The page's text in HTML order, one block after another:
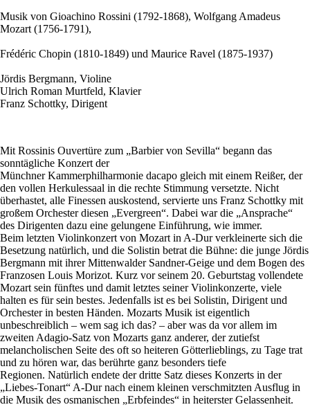
Musik von Gioachino Rossini (1792-1868), Wolfgang Amadeus
Mozart (1756-1791),
Frédéric Chopin (1810-1849) und Maurice Ravel (1875-1937)
Jördis Bergmann, Violine
Ulrich Roman Murtfeld, Klavier
Franz Schottky, Dirigent
Mit Rossinis Ouvertüre zum „Barbier von Sevilla“ begann das
sonntägliche Konzert der
Münchner Kammerphilharmonie dacapo gleich mit einem Reißer, der
den vollen Herkulessaal in die rechte Stimmung versetzte. Nicht
überhastet, alle Finessen auskostend, servierte uns Franz Schottky mit
großem Orchester diesen „Evergreen“. Dabei war die „Ansprache“
des Dirigenten dazu eine gelungene Einführung, wie immer.
Beim letzten Violinkonzert von Mozart in A-Dur verkleinerte sich die
Besetzung natürlich, und die Solistin betrat die Bühne: die junge Jördis
Bergmann mit ihrer Mittenwalder Sandner-Geige und dem Bogen des
Franzosen Louis Morizot. Kurz vor seinem 20. Geburtstag vollendete
Mozart sein fünftes und damit letztes seiner Violinkonzerte, viele
halten es für sein bestes. Jedenfalls ist es bei Solistin, Dirigent und
Orchester in besten Händen. Mozarts Musik ist eigentlich
unbeschreiblich – wem sag ich das? – aber was da vor allem im
zweiten Adagio-Satz von Mozarts ganz anderer, der zutiefst
melancholischen Seite des oft so heiteren Götterlieblings, zu Tage trat
und zu hören war, das berührte ganz besonders tiefe
Regionen. Natürlich endete der dritte Satz dieses Konzerts in der
„Liebes-Tonart“ A-Dur nach einem kleinen verschmitzten Ausflug in
die Musik des osmanischen „Erbfeindes“ in heiterster Gelassenheit.